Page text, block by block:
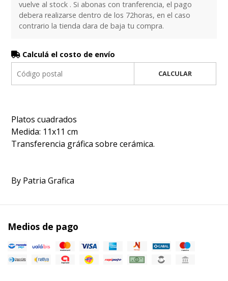
vuelve al stock . Si abonas con tranferencia, el pago
debera realizarse dentro de los 72horas, en el caso
contrario la tienda dara de baja tu compra.
Calculá el costo de envío
CALCULAR
Platos cuadrados
Medida: 11x11 cm
Transferencia gráfica sobre cerámica.
By Patria Grafica
Medios de pago